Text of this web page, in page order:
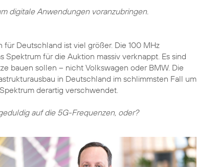
digitale Anwendungen voranzubringen.
Deutschland ist viel größer. Die 100 MHz
für die Auktion massiv verknappt. Es sind
bauen sollen – nicht Volkswagen oder BMW. Die
in Deutschland im schlimmsten Fall um
derartig verschwendet.
auf die 5G-Frequenzen, oder?